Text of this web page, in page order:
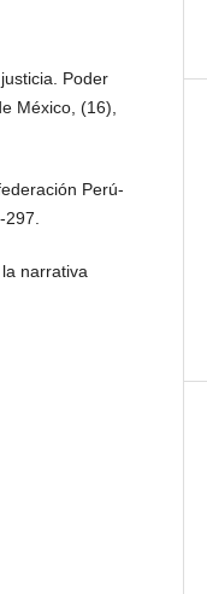
Poder
México, (16),
Perú-
narrativa